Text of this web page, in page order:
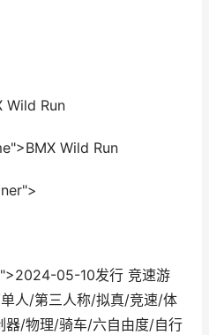
Wild Run
Wild Run
05-10发行 竞速游
人/第三人称/拟真/竞速/体
/物理/骑车/六自由度/自行